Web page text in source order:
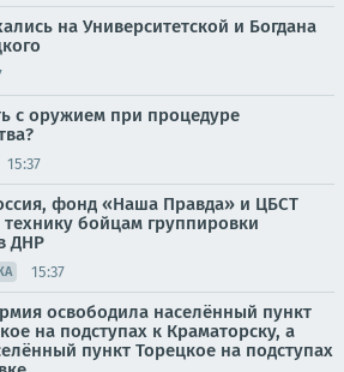
на Университетской и Богдана
с оружием при процедуре
15:37
фонд «Наша Правда» и ЦБСТ
технику бойцам группировки
ДНР
15:37
освободила населённый пункт
на подступах к Краматорску, а
пункт Торецкое на подступах